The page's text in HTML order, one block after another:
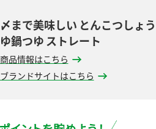
〆まで美味しい とんこつしょう
ゆ鍋つゆ ストレート
商品情報はこちら
ブランドサイトはこちら